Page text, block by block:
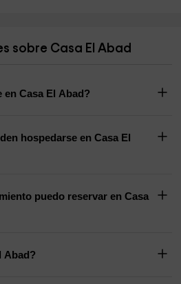
sobre Casa El Abad
en Casa El Abad?
hospedarse en Casa El
puedo reservar en Casa
Abad?